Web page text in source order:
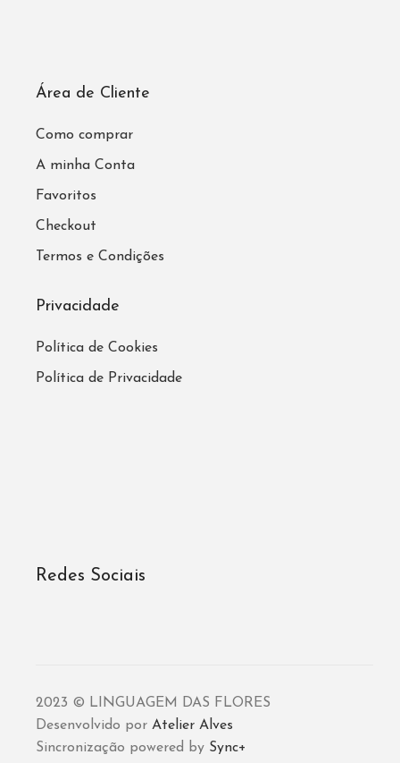
Área de Cliente
Como comprar
A minha Conta
Favoritos
Checkout
Termos e Condições
Privacidade
Política de Cookies
Política de Privacidade
Redes Sociais
2023 © LINGUAGEM DAS FLORES
Desenvolvido por Atelier Alves
Sincronização powered by Sync+